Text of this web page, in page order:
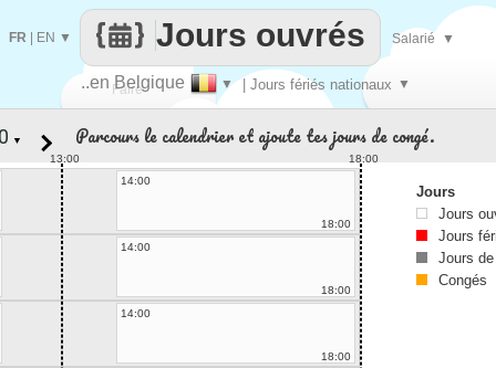
Faire
..en Belgique ▼ | Jours fériés nationaux ▼
Jours ouvrés
FR EN ▼ Salarié ▼
▼ Parcours le calendrier et ajoute tes jours de congé.
13:00
18:00
14:00
18:00
14:00
18:00
14:00
18:00
Jours
Jours
Jours
Jours
Congés